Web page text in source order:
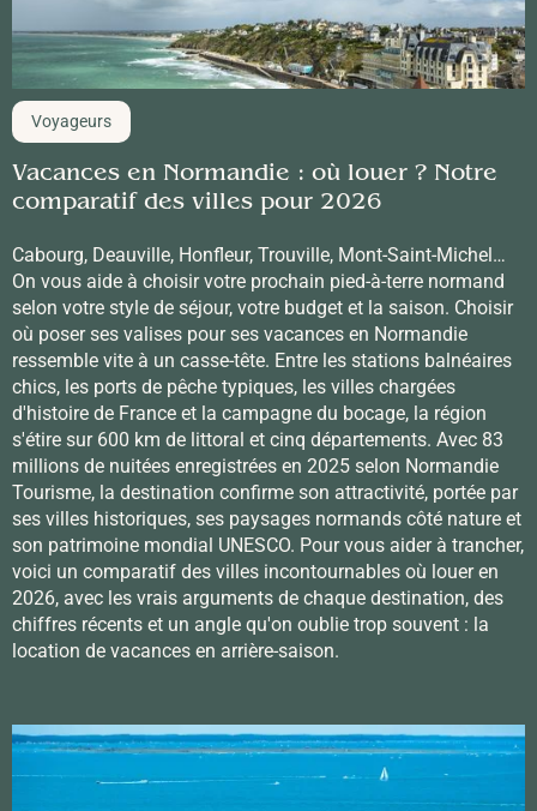
Voyageurs
Vacances en Normandie : où louer ? Notre
comparatif des villes pour 2026
Cabourg, Deauville, Honfleur, Trouville, Mont-Saint-Michel…
On vous aide à choisir votre prochain pied-à-terre normand
selon votre style de séjour, votre budget et la saison. Choisir
où poser ses valises pour ses vacances en Normandie
ressemble vite à un casse-tête. Entre les stations balnéaires
chics, les ports de pêche typiques, les villes chargées
d'histoire de France et la campagne du bocage, la région
s'étire sur 600 km de littoral et cinq départements. Avec 83
millions de nuitées enregistrées en 2025 selon Normandie
Tourisme, la destination confirme son attractivité, portée par
ses villes historiques, ses paysages normands côté nature et
son patrimoine mondial UNESCO. Pour vous aider à trancher,
voici un comparatif des villes incontournables où louer en
2026, avec les vrais arguments de chaque destination, des
chiffres récents et un angle qu'on oublie trop souvent : la
location de vacances en arrière-saison.